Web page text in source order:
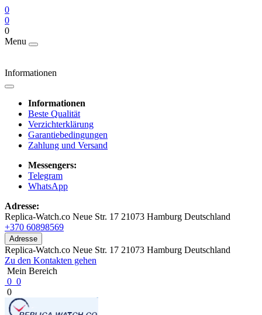
0
0
0
Menu
Informationen
Informationen
Beste Qualität
Verzichterklärung
Garantiebedingungen
Zahlung und Versand
Messengers:
Telegram
WhatsApp
Adresse:
Replica-Watch.co Neue Str. 17 21073 Hamburg Deutschland
+370 60898569
Adresse
Replica-Watch.co Neue Str. 17 21073 Hamburg Deutschland
Zu den Kontakten gehen
Mein Bereich
0 0
0